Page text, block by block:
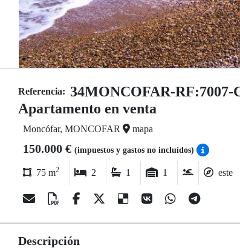
Referencia: 34MONCOFAR-
Apartamento en venta
Moncófar, MONCOFAR mapa
150.000 € (impuestos y gastos no incluídos)
75 m2 2 1 1 este
Descripción